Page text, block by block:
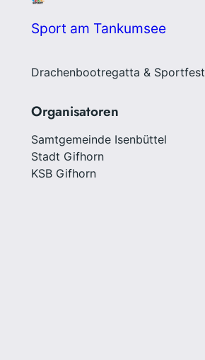
Sport am Tankumsee
Drachenbootregatta & Sportfest
Organisatoren
Samtgemeinde Isenbüttel
Stadt Gifhorn
KSB Gifhorn